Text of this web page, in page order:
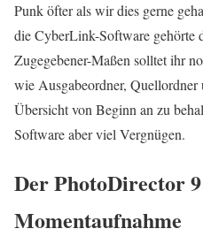
Punk öfter als wir dies gerne
die CyberLink-Software gehörte
Zugegebener-Maßen solltet ihr
wie Ausgabeordner,
Übersicht von Beginn an zu
Software aber viel Vergnügen.
Der PhotoDirector
Momentaufnahme